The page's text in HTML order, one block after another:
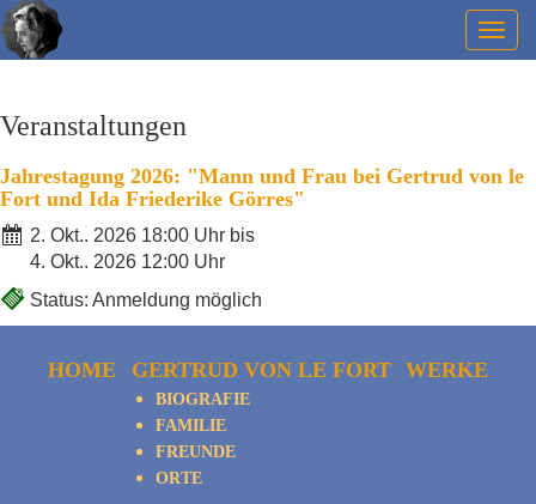
Veranstaltungen
Jahrestagung 2026: "Mann und Frau bei Gertrud von le
Fort und Ida Friederike Görres"
2. Okt.. 2026 18:00 Uhr bis
4. Okt.. 2026 12:00 Uhr
Status: Anmeldung möglich
HOME GERTRUD VON LE FORT
BIOGRAFIE
FAMILIE
FREUNDE
ORTE
WERKE